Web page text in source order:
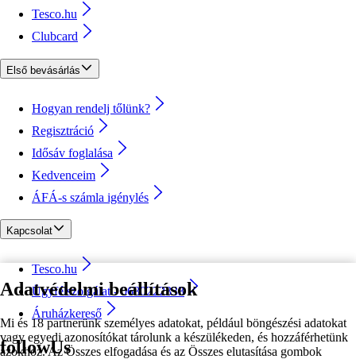
Adatvédelmi beállítások
Mi és 18 partnerünk személyes adatokat, például böngészési adatokat
vagy egyedi azonosítókat tárolunk a készülékeden, és hozzáférhetünk
azokhoz. Az Összes elfogadása és az Összes elutasítása gombok
Tesco.hu
Clubcard
Első bevásárlás
Hogyan rendelj tőlünk?
Regisztráció
Idősáv foglalása
Kedvenceim
ÁFÁ-s számla igénylés
Kapcsolat
Tesco.hu
Ügyfélszolgálat - 0680222333
Áruházkereső
followUs